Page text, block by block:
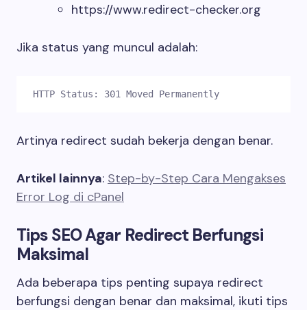
https://www.redirect-checker.org
Jika status yang muncul adalah:
HTTP Status: 301 Moved Permanently
Artinya redirect sudah bekerja dengan benar.
Artikel lainnya: Step-by-Step Cara Mengakses
Error Log di cPanel
Tips SEO Agar Redirect Berfungsi
Maksimal
Ada beberapa tips penting supaya redirect
berfungsi dengan benar dan maksimal, ikuti tips